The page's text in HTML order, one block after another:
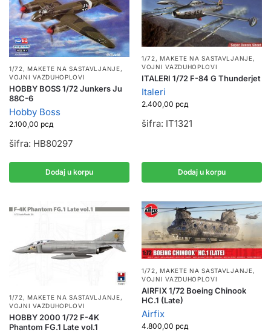
1/72,MAKETE NA SASTAVLJANJE,
VOJNI VAZDUHOPLOVI
HOBBY BOSS 1/72 Junkers Ju
88C-6
Hobby Boss
2.100,00 рсд
šifra: HB80297
Dodaj u korpu
1/72,MAKETE NA SASTAVLJANJE,
VOJNI VAZDUHOPLOVI
ITALERI 1/72 F-84 G Thunderjet
Italeri
2.400,00 рсд
šifra: IT1321
Dodaj u korpu
1/72,MAKETE NA SASTAVLJANJE,
VOJNI VAZDUHOPLOVI
HOBBY 2000 1/72 F-4K
Phantom FG.1 Late vol.1
1/72, MAKETE NA SASTAVLJANJE,
VOJNI VAZDUHOPLOVI
AIRFIX 1/72 Boeing Chinook
HC.1 (Late)
Airfix
4.800,00 рсд